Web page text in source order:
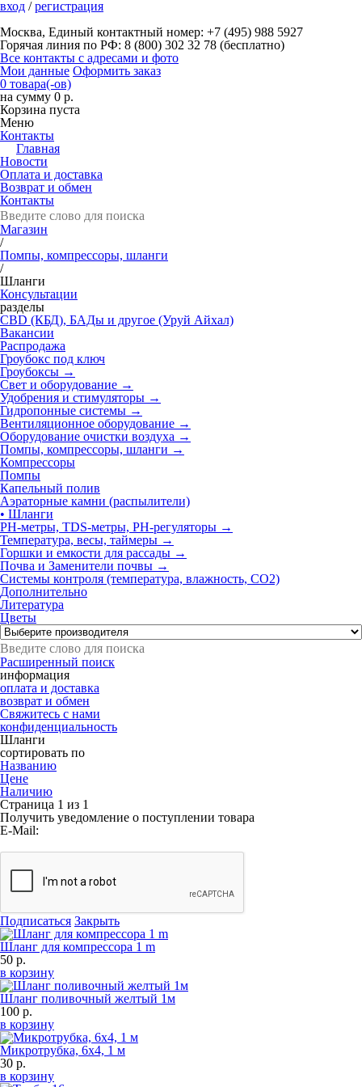
вход /регистрация
Москва, Единый контактный номер: +7 (495) 988 5927
Горячая линия по РФ: 8 (800) 302 32 78 (бесплатно)
Все контакты с адресами и фото
Мои данные Оформить заказ
0 товара(-ов)
на сумму 0 р.
Корзина пуста
Меню
Контакты
Главная
Новости
Оплата и доставка
Возврат и обмен
Контакты
Магазин
/
Помпы, компрессоры, шланги
/
Шланги
Консультации
разделы
CBD (КБД), БАДы и другое (Уруй Айхал)
Вакансии
Распродажа
Гроубокс под ключ
Гроубоксы →
Свет и оборудование →
Удобрения и стимуляторы →
Гидропонные системы →
Вентиляционное оборудование →
Оборудование очистки воздуха →
Помпы, компрессоры, шланги →
Компрессоры
Помпы
Капельный полив
Аэраторные камни (распылители)
• Шланги
РН-метры, TDS-метры, РН-регуляторы →
Температура, весы, таймеры →
Горшки и емкости для рассады →
Почва и Заменители почвы →
Системы контроля (температура, влажность, СО2)
Дополнительно
Литература
Цветы
Расширенный поиск
информация
оплата и доставка
возврат и обмен
Свяжитесь с нами
конфиденциальность
Шланги
сортировать по
Названию
Цене
Наличию
Страница 1 из 1
Получить уведомление о поступлении товара
E-Mail:
Подписаться Закрыть
Шланг для компрессора 1 m
50 р.
в корзину
Шланг поливочный желтый 1м
100 р.
в корзину
Микротрубка, 6х4, 1 м
30 р.
в корзину